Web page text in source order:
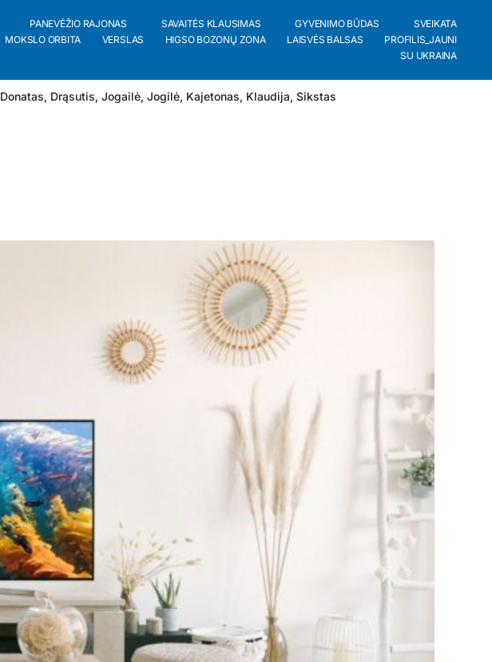
PANEVĖŽIO RAJONAS SAVAITĖS KLAUSIMAS GYVENIMO BŪDAS
SVEIKATA
MOKSLO ORBITA VERSLAS HIGSO BOZONŲ ZONA LAISVĖS BALSAS
PROFILIS_JAUNI
SU UKRAINA
Donatas, Drąsutis, Jogailė, Jogilė, Kajetonas, Klaudija, Sikstas